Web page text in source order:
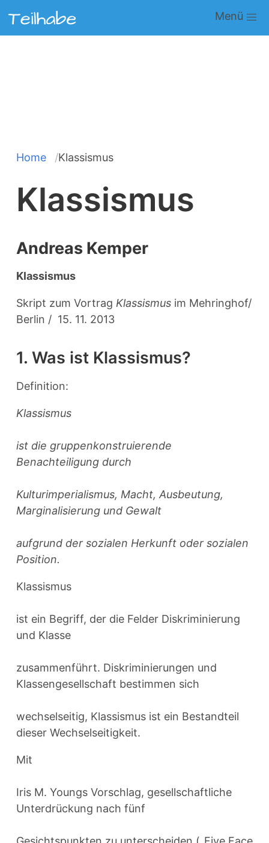
zum
Main
navigation
Pfadnavigation
Home Klassismus
Klassismus
Andreas Kemper
Klassismus
Skript zum Vortrag Klassismus im Mehringhof/
Berlin / 15. 11. 2013
1. Was ist Klassismus?
Definition:
Klassismus
ist die gruppenkonstruierende
Benachteiligung durch
Kulturimperialismus, Macht, Ausbeutung,
Marginalisierung und Gewalt
aufgrund der sozialen Herkunft oder sozialen
Position.
Klassismus
ist ein Begriff, der die Felder Diskriminierung
und Klasse
zusammenführt. Diskriminierungen und
Klassengesellschaft bestimmen sich
wechselseitig, Klassismus ist ein Bestandteil
dieser Wechselseitigkeit.
Mit
Iris M. Youngs Vorschlag, gesellschaftliche
Unterdrückung nach fünf